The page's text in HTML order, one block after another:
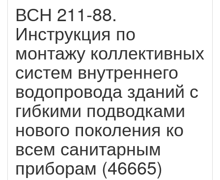
ВСН 211-88.
Инструкция по
монтажу коллективных
систем внутреннего
водопровода зданий с
гибкими подводками
нового поколения ко
всем санитарным
приборам (46665)